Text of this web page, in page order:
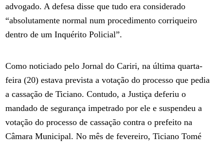
advogado. A defesa disse que tudo era considerado
“absolutamente normal num procedimento corriqueiro
dentro de um Inquérito Policial”.
Como noticiado pelo Jornal do Cariri, na última quarta-
feira (20) estava prevista a votação do processo que pedia
a cassação de Ticiano. Contudo, a Justiça deferiu o
mandado de segurança impetrado por ele e suspendeu a
votação do processo de cassação contra o prefeito na
Câmara Municipal. No mês de fevereiro, Ticiano Tomé